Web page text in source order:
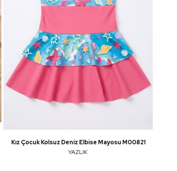
Kız Çocuk Kolsuz Deniz Elbise Mayosu M00821
YAZLIK